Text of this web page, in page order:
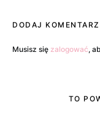
DODAJ KOMENTARZ
Musisz się zalogować,
TO